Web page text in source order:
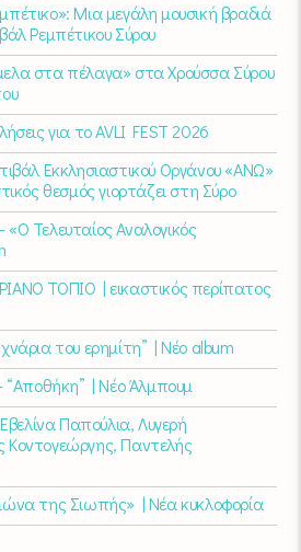
Μια μεγάλη μουσική βραδιά
Ρεμπέτικου Σύρου
στα πέλαγα» στα Χρούσσα Σύρου
για το AVLI FEST 2026
Εκκλησιαστικού Οργάνου «ΑΝΩ»
θεσμός γιορτάζει στη Σύρο​
Τελευταίος Αναλογικός
ΤΟΠΙΟ | εικαστικός περίπατος
του ερημίτη” | Νέο album
“Αποθήκη” | Νέο Άλμπουμ
Παπούλια, Λυγερή
Παντελής
της Σιωπής» | Νέα κυκλοφορία